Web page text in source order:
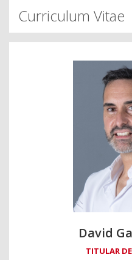
Curriculum Vitae
David
TITULAR